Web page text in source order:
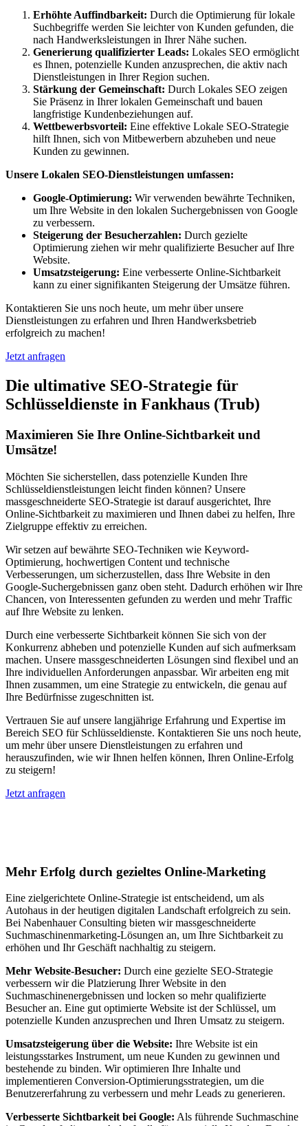
Erhöhte Auffindbarkeit: Durch die Optimierung für lokale
Suchbegriffe werden Sie leichter von Kunden gefunden, die
nach Handwerksleistungen in Ihrer Nähe suchen.
Generierung qualifizierter Leads: Lokales SEO ermöglicht
es Ihnen, potenzielle Kunden anzusprechen, die aktiv nach
Dienstleistungen in Ihrer Region suchen.
Stärkung der Gemeinschaft: Durch Lokales SEO zeigen
Sie Präsenz in Ihrer lokalen Gemeinschaft und bauen
langfristige Kundenbeziehungen auf.
Wettbewerbsvorteil: Eine effektive Lokale SEO-Strategie
hilft Ihnen, sich von Mitbewerbern abzuheben und neue
Kunden zu gewinnen.
Unsere Lokalen SEO-Dienstleistungen umfassen:
Google-Optimierung: Wir verwenden bewährte Techniken,
um Ihre Website in den lokalen Suchergebnissen von Google
zu verbessern.
Steigerung der Besucherzahlen: Durch gezielte
Optimierung ziehen wir mehr qualifizierte Besucher auf Ihre
Website.
Umsatzsteigerung: Eine verbesserte Online-Sichtbarkeit
kann zu einer signifikanten Steigerung der Umsätze führen.
Kontaktieren Sie uns noch heute, um mehr über unsere
Dienstleistungen zu erfahren und Ihren Handwerksbetrieb
erfolgreich zu machen!
Jetzt anfragen
Die ultimative SEO-Strategie für
Schlüsseldienste in Fankhaus (Trub)
Maximieren Sie Ihre Online-Sichtbarkeit und
Umsätze!
Möchten Sie sicherstellen, dass potenzielle Kunden Ihre
Schlüsseldienstleistungen leicht finden können? Unsere
massgeschneiderte SEO-Strategie ist darauf ausgerichtet, Ihre
Online-Sichtbarkeit zu maximieren und Ihnen dabei zu helfen, Ihre
Zielgruppe effektiv zu erreichen.
Wir setzen auf bewährte SEO-Techniken wie Keyword-
Optimierung, hochwertigen Content und technische
Verbesserungen, um sicherzustellen, dass Ihre Website in den
Google-Suchergebnissen ganz oben steht. Dadurch erhöhen wir Ihre
Chancen, von Interessenten gefunden zu werden und mehr Traffic
auf Ihre Website zu lenken.
Durch eine verbesserte Sichtbarkeit können Sie sich von der
Konkurrenz abheben und potenzielle Kunden auf sich aufmerksam
machen. Unsere massgeschneiderten Lösungen sind flexibel und an
Ihre individuellen Anforderungen anpassbar. Wir arbeiten eng mit
Ihnen zusammen, um eine Strategie zu entwickeln, die genau auf
Ihre Bedürfnisse zugeschnitten ist.
Vertrauen Sie auf unsere langjährige Erfahrung und Expertise im
Bereich SEO für Schlüsseldienste. Kontaktieren Sie uns noch heute,
um mehr über unsere Dienstleistungen zu erfahren und
herauszufinden, wie wir Ihnen helfen können, Ihren Online-Erfolg
zu steigern!
Jetzt anfragen
Mehr Erfolg durch gezieltes Online-Marketing
Eine zielgerichtete Online-Strategie ist entscheidend, um als
Autohaus in der heutigen digitalen Landschaft erfolgreich zu sein.
Bei Nabenhauer Consulting bieten wir massgeschneiderte
Suchmaschinenmarketing-Lösungen an, um Ihre Sichtbarkeit zu
erhöhen und Ihr Geschäft nachhaltig zu steigern.
Mehr Website-Besucher: Durch eine gezielte SEO-Strategie
verbessern wir die Platzierung Ihrer Website in den
Suchmaschinenergebnissen und locken so mehr qualifizierte
Besucher an. Eine gut optimierte Website ist der Schlüssel, um
potenzielle Kunden anzusprechen und Ihren Umsatz zu steigern.
Umsatzsteigerung über die Website: Ihre Website ist ein
leistungsstarkes Instrument, um neue Kunden zu gewinnen und
bestehende zu binden. Wir optimieren Ihre Inhalte und
implementieren Conversion-Optimierungsstrategien, um die
Benutzererfahrung zu verbessern und mehr Leads zu generieren.
Verbesserte Sichtbarkeit bei Google: Als führende Suchmaschine